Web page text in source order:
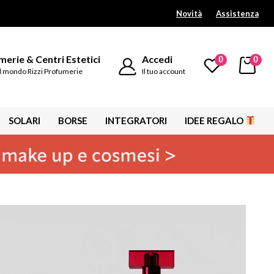
Novità Assistenza
& Centri Estetici
mondo Rizzi Profumerie
Accedi
Il tuo account
0 0
SOLARI BORSE INTEGRATORI IDEE REGALO